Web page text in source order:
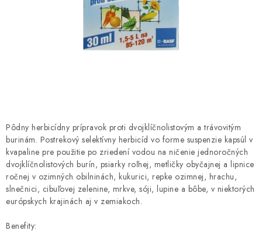
PRIESADY ZELENINY
Kontakty
Obchodné podmienky
Podmienky ochrany osobných údajov
Pôdny herbicídny prípravok proti dvojklíčnolistovým a trávovitým
burinám. Postrekový selektívny herbicíd vo forme suspenzie kapsúl v
kvapaline pre použitie po zriedení vodou na ničenie jednoročných
dvojklíčnolistových burín, psiarky roľnej, metličky obyčajnej a lipnice
ročnej v ozimných obilninách, kukurici, repke ozimnej, hrachu,
slnečnici, cibuľovej zelenine, mrkve, sóji, lupine a bôbe, v niektorých
európskych krajinách aj v zemiakoch.
Benefity: